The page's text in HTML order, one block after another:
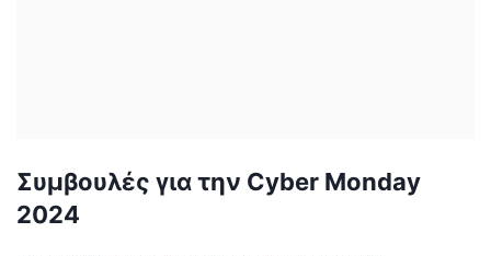
Συμβουλές για την Cyber Monday
2024